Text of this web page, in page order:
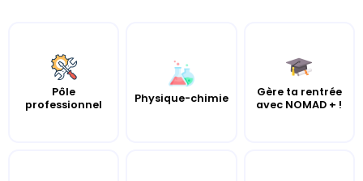
Pôle
professionnel
Physique-chimie
Gère ta rentrée
avec NOMAD + !